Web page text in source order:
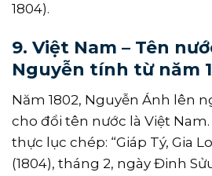
1804).
9. Việt Nam – Tên
Nguyễn tính từ năm
Năm 1802, Nguyễn Ánh lên
cho đổi tên nước là Việt
thực lục chép: “Giáp Tý, Gia
(1804), tháng 2, ngày Đinh